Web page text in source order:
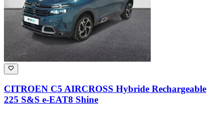
CITROEN C5 AIRCROSS Hybride Rechargeable
225 S&S e-EAT8 Shine